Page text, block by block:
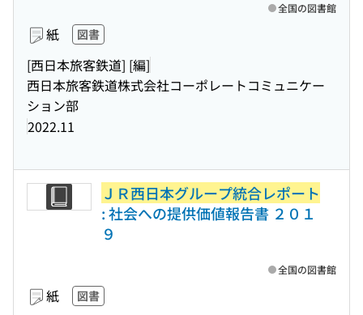
紙 図書
[西日本旅客鉄道] [編]
西日本旅客鉄道株式会社コーポレートコミュニケー
ション部
2022.11
全国の図書館
ＪＲ西日本グループ統合レポート
: 社会への提供価値報告書 ２０１
９
紙 図書
全国の図書館